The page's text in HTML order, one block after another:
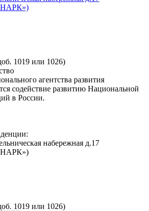
1019 или 1026)
агентства развития
содействие развитию Национальной
в России.
набережная д.17
1019 или 1026)